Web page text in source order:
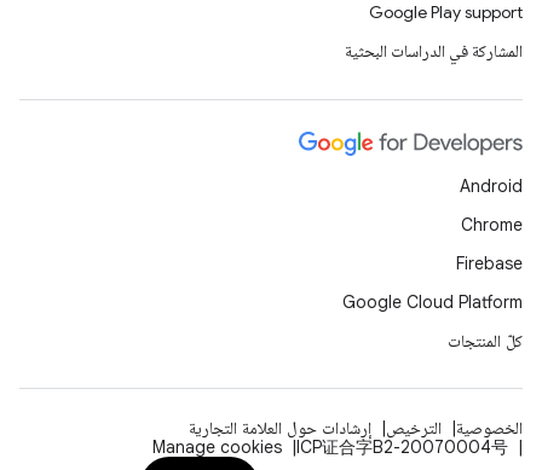
Google Play support
المشاركة في الدراسات البحثية
Android
Chrome
Firebase
Google Cloud Platform
كلّ المنتجات
الخصوصية الترخيص
إرشادات حول العلامة التجارية
ICP证合字B2-20070004号
Manage cookies